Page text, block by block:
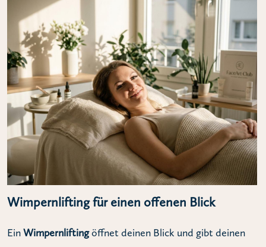
Wimpernlifting für einen offenen Blick
EinWimpernliftingöffnet deinen Blick und gibt deinen